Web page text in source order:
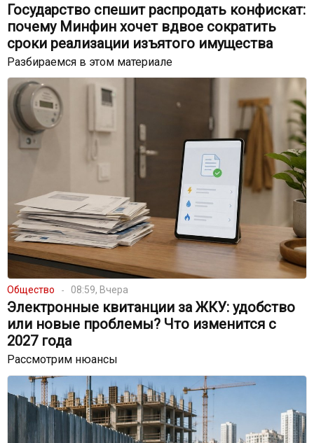
Государство спешит распродать конфискат:
почему Минфин хочет вдвое сократить
сроки реализации изъятого имущества
Разбираемся в этом материале
Общество 08:59, Вчера
Электронные квитанции за ЖКУ: удобство
или новые проблемы? Что изменится с
2027 года
Рассмотрим нюансы